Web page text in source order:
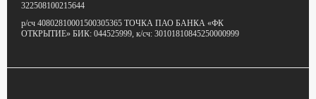
322508100215644
р/сч 40802810001500305365 ТОЧКА ПАО БАНКА «ФК
ОТКРЫТИЕ» БИК: 044525999, к/сч: 30101810845250000999